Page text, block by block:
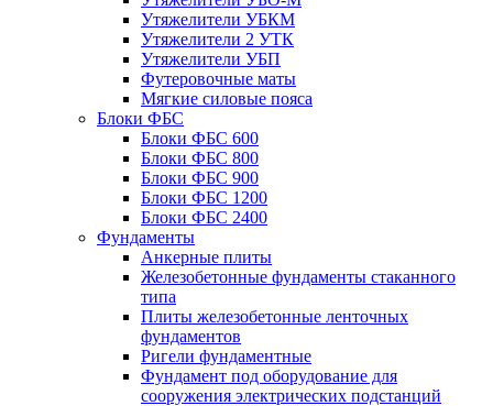
Утяжелители УБКМ
Утяжелители 2 УТК
Утяжелители УБП
Футеровочные маты
Мягкие силовые пояса
Блоки ФБС
Блоки ФБС 600
Блоки ФБС 800
Блоки ФБС 900
Блоки ФБС 1200
Блоки ФБС 2400
Фундаменты
Анкерные плиты
Железобетонные фундаменты стаканного
типа
Плиты железобетонные ленточных
фундаментов
Ригели фундаментные
Фундамент под оборудование для
сооружения электрических подстанций